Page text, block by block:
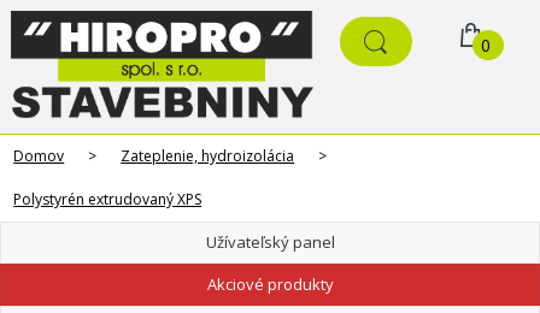
0
Domov > Zateplenie, hydroizolácia >
Polystyrén extrudovaný XPS
Užívateľský panel
Akciové produkty